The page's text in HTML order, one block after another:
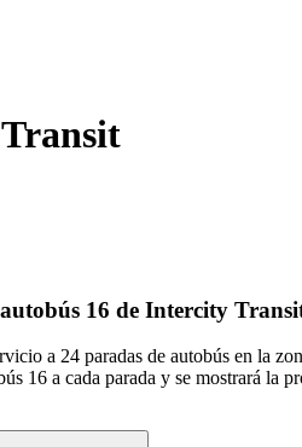
16 de Intercity
a 24 paradas de autobús en la
16 a cada parada y se mostrará